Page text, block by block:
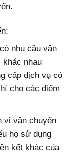
nhu cầu vận
khác nhau
cấp dịch vụ có
cho các điểm
vị vận chuyển
họ sử dụng
kết khác của